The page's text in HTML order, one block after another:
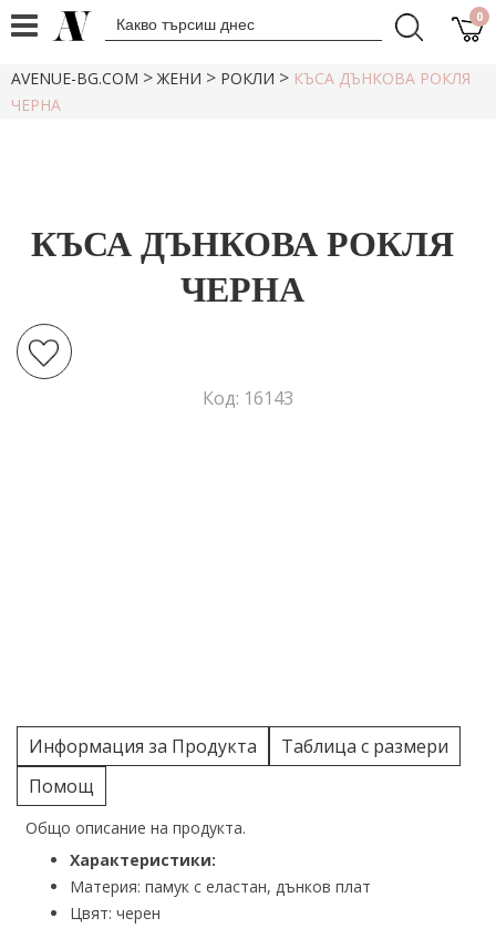
0
AVENUE-BG.COM >ЖЕНИ > РОКЛИ > КЪСА ДЪНКОВА РОКЛЯ
ЧЕРНА
КЪСА ДЪНКОВА РОКЛЯ
ЧЕРНА
Код: 16143
Информация за Продукта
Таблица с размери
Помощ
Общо описание на продукта.
Характеристики:
Материя: памук с еластан, дънков плат
Цвят: черен